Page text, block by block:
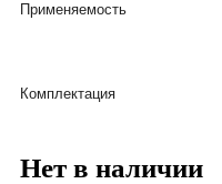
Применяемость
Комплектация
Нет в наличии